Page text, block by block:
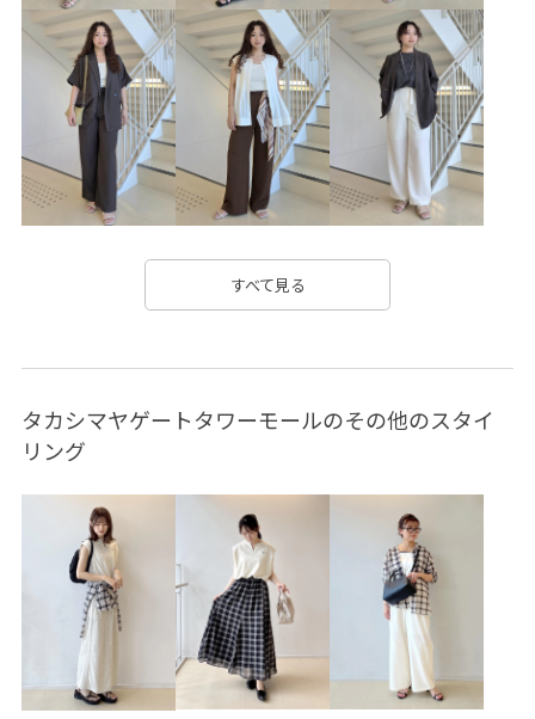
26SS20dp 26SS20gsr 26SSRPボトム
26SSデニムpick_up dogmagazine RP26SS
RP26SS_goods Tシャツ WEB限定 Web限定カラー
きれいめ こなれ感 アクリル カジュアル
カットソー キャップ キラキラ グラフィック
コーディネートのアクセント サスティナブル
シワ感 シンプル シンプルなTシャツ
シンプルなトップス ジャケット スカーフ
スタイルアップ
タウンユース チノパン ツイストデザイン
デイリーで活躍 デニム合わせ トレンド感
ナチュラル ニュアンスカラー バングル
バンダナ パール ビジュー ビスチェ ブラウス
ヘアアレンジ ベルト ベーシック ペプラム
すべて見る
タカシマヤゲートタワーモールのその他のスタイ
リング